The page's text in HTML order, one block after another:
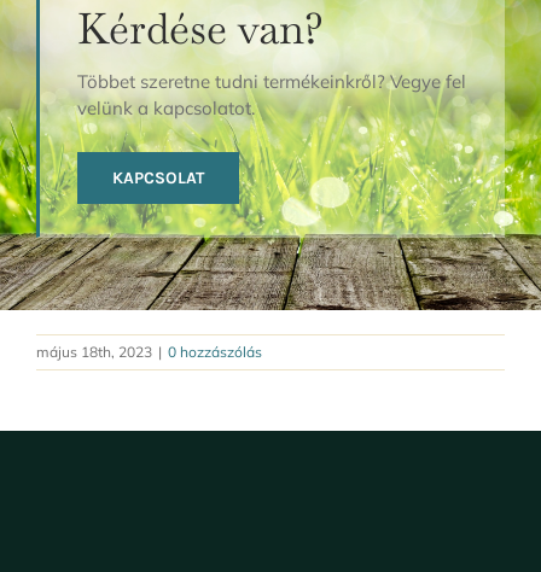
Kérdése van?
Többet szeretne tudni termékeinkről? Vegye fel
velünk a kapcsolatot.
KAPCSOLAT
május 18th, 2023 | 0 hozzászólás